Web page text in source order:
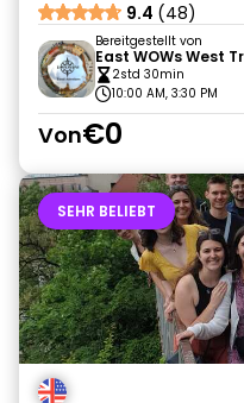
9.4 (48)
Bereitgestellt von
East WOWs West
2std 30min
10:00 AM, 3:30 PM
Von€0
SEHR BELIEBT